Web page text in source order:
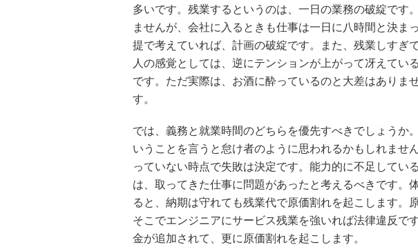
多いです。残業するというのは、一日の業務の破綻です
ませんが、会社に入るときも仕事は一日に八時間と決ま
提で考えていれば、計画の破綻です。また、残業しすぎ
人の感覚としては、逆にテンションが上がって冴えてい
です。ただ実際は、お酒に酔っているのと大差はありま
す。
では、義務と就業時間のどちらを優先すべきでしょうか
いうことを言うと怠け者のように思われるかもしれませ
っていない時点で失敗は決定です。能力的に不足してい
は、取ってきた仕事に問題があったと考えるべきです。
ると、納期は守れても残業代で原価割れを起こします。
そこでエンジニアにサービス残業を強いれば法律違反で
金が追加されて、更に原価割れを起こします。